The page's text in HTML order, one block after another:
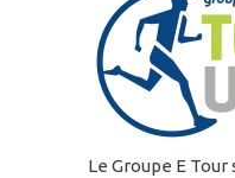
Le Groupe E